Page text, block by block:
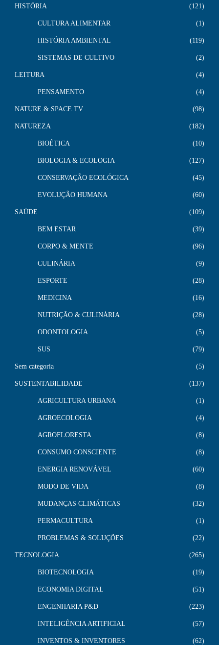
HISTÓRIA 121
CULTURA ALIMENTAR 1
HISTÓRIA AMBIENTAL 119
SISTEMAS DE CULTIVO 2
LEITURA 4
PENSAMENTO 4
NATURE & SPACE TV 98
NATUREZA 182
BIOÉTICA 10
BIOLOGIA & ECOLOGIA 127
CONSERVAÇÃO ECOLÓGICA 45
EVOLUÇÃO HUMANA 60
SAÚDE 109
BEM ESTAR 39
CORPO & MENTE 96
CULINÁRIA 9
ESPORTE 28
MEDICINA 16
NUTRIÇÃO & CULINÁRIA 28
ODONTOLOGIA 5
SUS 79
Sem categoria 5
SUSTENTABILIDADE 137
AGRICULTURA URBANA 1
AGROECOLOGIA 4
AGROFLORESTA 8
CONSUMO CONSCIENTE 8
ENERGIA RENOVÁVEL 60
MODO DE VIDA 8
MUDANÇAS CLIMÁTICAS 32
PERMACULTURA 1
PROBLEMAS & SOLUÇÕES 22
TECNOLOGIA 265
BIOTECNOLOGIA 19
ECONOMIA DIGITAL 51
ENGENHARIA P&D 223
INTELIGÊNCIA ARTIFICIAL 57
INVENTOS & INVENTORES 62